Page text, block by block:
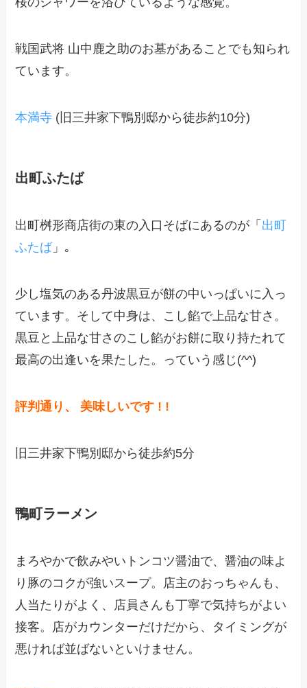
戦国武将 山中鹿之助のお墓があることでも知られ
ています。
本満寺 (旧三井家下鴨別邸から徒歩約10分)
出町ふたば
出町桝形商店街の東の入口そばにあるのが「 出町
ふたば」｡
少し塩気のある丹波黒豆が餅の中いっぱいに入っ
ています。そして中身は、こし餡で上品な甘さ。
黒豆と上品な甘さのこし餡がお餅に取り持たれて
最高の出逢いを果たした。っていう感じ(^^)
評判通り、 美味しいです ! !
旧三井家下鴨別邸から徒歩約5分
鴨町ラーメン
まろやかで飲みやいトンコツ醤油で、醤油の味よ
り豚のコクが強いスープ。店主のおっちゃんも、
人当たりがよく、店員さんも丁寧で気持ちがよい
接客。店がカウンターだけだから、タイミングが
悪ければ並ばないといけません。